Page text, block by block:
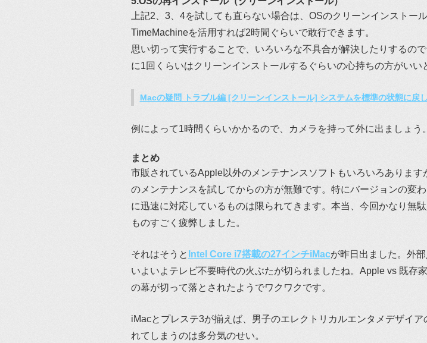
上記2、3、4を試しても直らない場合は、OSのクリーンインストール
TimeMachineを活用すれば2時間ぐらいで敢行できます。
思い切って実行することで、いろいろな不具合が解決したりするの
に1回くらいはクリーンインストールするぐらいの心持ちの方がいい
Macの疑問 トラブル編 [クリーンインストール] システムを標準の状態に戻
例によって1時間くらいかかるので、カメラを持って外に出ましょう。
まとめ
市販されているApple以外のメンテナンスソフトもいろいろあります
のメンテナンスを試してからの方が無難です。特にバージョンの変
に迅速に対応しているものは限られてきます。本当、今回かなり無
ものすごく疲弊しました。
それはそうと Intel Core i7搭載の27インチiMacが昨日出ました。外部
いよいよテレビ不要時代の火ぶたが切られましたね。Apple vs 既存
の幕が切って落とされたようでワクワクです。
iMacとプレステ3が揃えば、男子のエレクトリカルエンタメデザイア
れてしまうのは多分気のせい。